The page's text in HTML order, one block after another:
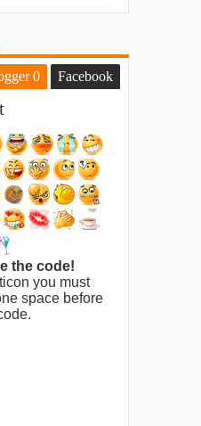
0 Facebook
the code!
you must
space before